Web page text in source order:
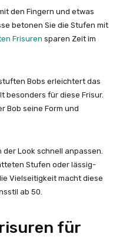
den Fingern und etwas
betonen Sie die Stufen mit
Frisuren sparen Zeit im
Bobs erleichtert das
besonders für diese Frisur.
Bob seine Form und
Look schnell anpassen.
Stufen oder lässig-
Vielseitigkeit macht diese
ab 50.
für